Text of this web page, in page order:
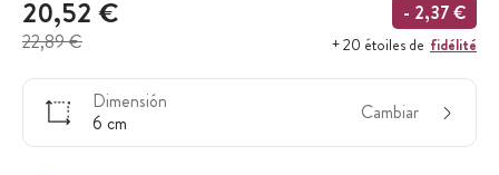
20,52 €
22,89 €
- 2,37 €
+ 20 étoiles de fidélité
Dimensión
6 cm
Cambiar